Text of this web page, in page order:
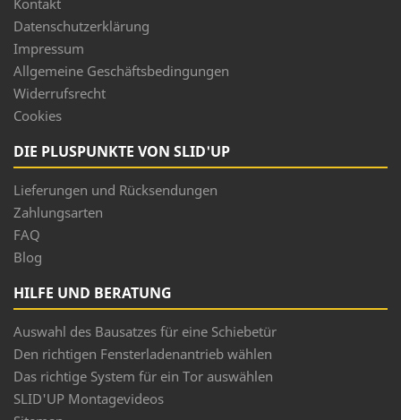
Datenschutzerklärung
Impressum
Allgemeine Geschäftsbedingungen
Widerrufsrecht
Cookies
DIE PLUSPUNKTE VON SLID'UP
Lieferungen und Rücksendungen
Zahlungsarten
FAQ
Blog
HILFE UND BERATUNG
Auswahl des Bausatzes für eine Schiebetür
Den richtigen Fensterladenantrieb wählen
Das richtige System für ein Tor auswählen
SLID'UP Montagevideos